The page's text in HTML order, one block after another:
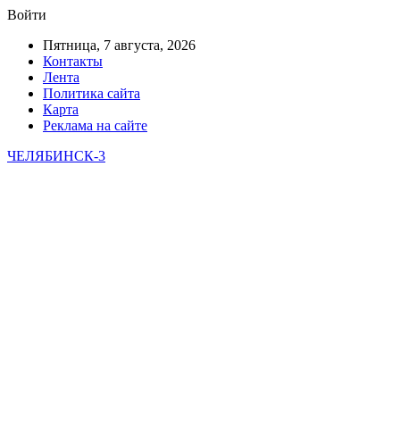
Войти
Пятница, 7 августа, 2026
Контакты
Лента
Политика сайта
Карта
Реклама на сайте
ЧЕЛЯБИНСК-3